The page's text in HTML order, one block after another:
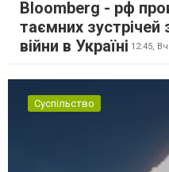
Bloomberg - рф
таємних
війни в Україні 12:45,
Суспільство